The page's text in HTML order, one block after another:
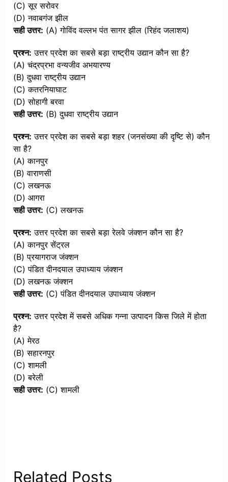
(C) सूर सरोवर
(D) नवाबगंज झील
सही उत्तर: (A) गोविंद वल्लभ पंत सागर झील (रिहंद जलाशय)
प्रश्न: उत्तर प्रदेश का सबसे बड़ा राष्ट्रीय उद्यान कौन सा है?
(A) चंद्रप्रभा वन्यजीव अभयारण्य
(B) दुधवा राष्ट्रीय उद्यान
(C) कतरनियाघाट
(D) सोहागी बरवा
सही उत्तर: (B) दुधवा राष्ट्रीय उद्यान
प्रश्न: उत्तर प्रदेश का सबसे बड़ा शहर (जनसंख्या की दृष्टि से) कौन
सा है?
(A) कानपुर
(B) वाराणसी
(C) लखनऊ
(D) आगरा
सही उत्तर: (C) लखनऊ
प्रश्न: उत्तर प्रदेश का सबसे बड़ा रेलवे जंक्शन कौन सा है?
(A) कानपुर सेंट्रल
(B) प्रयागराज जंक्शन
(C) पंडित दीनदयाल उपाध्याय जंक्शन
(D) लखनऊ जंक्शन
सही उत्तर: (C) पंडित दीनदयाल उपाध्याय जंक्शन
प्रश्न: उत्तर प्रदेश में सबसे अधिक गन्ना उत्पादन किस जिले में होता
है?
(A) मेरठ
(B) सहारनपुर
(C) शामली
(D) बरेली
सही उत्तर: (C) शामली
Related Posts